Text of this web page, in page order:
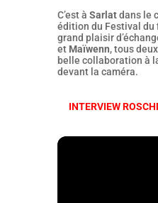
C’est à Sarlatdans le
édition du Festival du
grand plaisir
etMaïwenn, tous
belle collaboration à
devant la caméra.
INTERVIEW